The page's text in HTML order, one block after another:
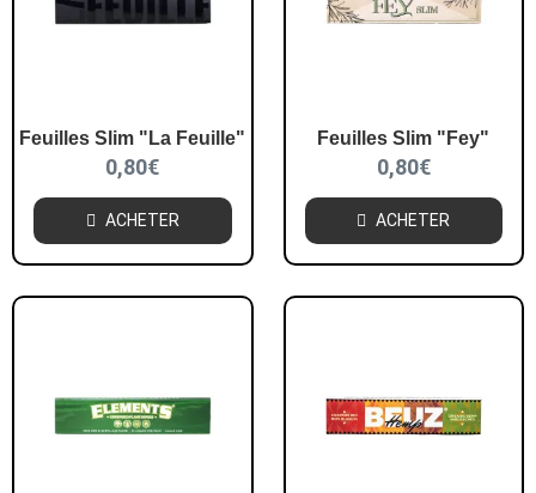
Feuilles Slim "La Feuille"
0,80€
ACHETER
Feuilles Slim "Fey"
0,80€
ACHETER